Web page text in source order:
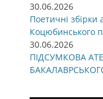
30.06.2026
Поетичні збірки
Коцюбинського
30.06.2026
ПІДСУМКОВА